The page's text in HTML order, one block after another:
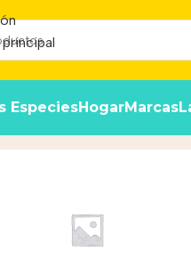
EspeciesHogarMarcas